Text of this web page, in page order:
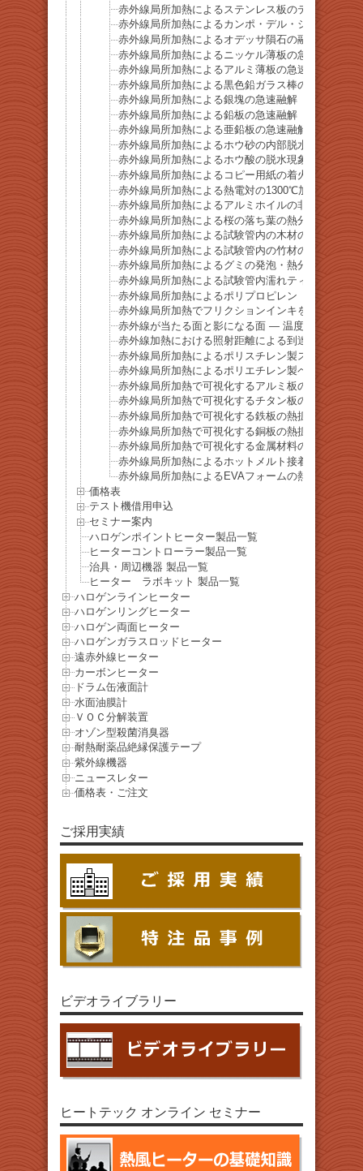
赤外線局所加熱によるステンレス板のテンパーカ
赤外線局所加熱によるカンポ・デル・シエロ隕石の
赤外線局所加熱によるオデッサ隕石の融解
赤外線局所加熱によるニッケル薄板の急速融解
赤外線局所加熱によるアルミ薄板の急速融解
赤外線局所加熱による黒色鉛ガラス棒の急速融解
赤外線局所加熱による銀塊の急速融解
赤外線局所加熱による鉛板の急速融解
赤外線局所加熱による亜鉛板の急速融解
赤外線局所加熱によるホウ砂の内部脱水現象
赤外線局所加熱によるホウ酸の脱水現象
赤外線局所加熱によるコピー用紙の着火挙動
赤外線局所加熱による熱電対の1300℃加熱デモ
赤外線局所加熱によるアルミホイルの非溶融加熱挙
赤外線局所加熱による桜の落ち葉の熱分解・発火挙
赤外線局所加熱による試験管内の木材の熱分解挙動
赤外線局所加熱による試験管内の竹材の熱分解挙動
赤外線局所加熱によるグミの発泡・熱分解挙動
赤外線局所加熱による試験管内濡れティッシュの
赤外線局所加熱によるポリプロピレン（PP）容器
赤外線局所加熱でフリクションインキを瞬時に消去
赤外線が当たる面と影になる面 ― 温度差を示す基
赤外線加熱における照射距離による到達温度の違い
赤外線局所加熱によるポリスチレン製スプーンの熱
赤外線局所加熱によるポリエチレン製ペットボト
赤外線局所加熱で可視化するアルミ板の熱拡散挙動
赤外線局所加熱で可視化するチタン板の熱拡散挙動
赤外線局所加熱で可視化する鉄板の熱拡散挙動
赤外線局所加熱で可視化する銅板の熱拡散挙動
赤外線局所加熱で可視化する金属材料の熱拡散比較
赤外線局所加熱によるホットメルト接着剤の軟化
赤外線局所加熱によるEVAフォームの熱収縮・炭化
価格表
テスト機借用申込
セミナー案内
ハロゲンポイントヒーター製品一覧
ヒーターコントローラー製品一覧
治具・周辺機器 製品一覧
ヒーター ラボキット 製品一覧
ハロゲンラインヒーター
ハロゲンリングヒーター
ハロゲン両面ヒーター
ハロゲンガラスロッドヒーター
遠赤外線ヒーター
カーボンヒーター
ドラム缶液面計
水面油膜計
ＶＯＣ分解装置
オゾン型殺菌消臭器
耐熱耐薬品絶縁保護テープ
紫外線機器
ニュースレター
価格表・ご注文
ご採用実績
ビデオライブラリー
ヒートテック オンライン セミナー